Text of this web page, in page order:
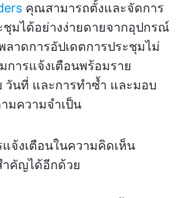
คุณสามารถตั้งและจัดการ
ชุมได้อย่างง่ายดายจากอุปกรณ์
าดการอัปเดตการประชุมไม่
ารแจ้งเตือนพร้อมราย
วันที่ และการทำซ้ำ และมอบ
มความจำเป็น
จ้งเตือนในความคิดเห็น
คัญได้อีกด้วย